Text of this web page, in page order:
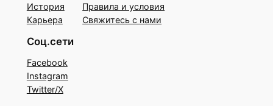
История
Карьера
Правила и условия
Свяжитесь с нами
Соц.сети
Facebook
Instagram
Twitter/X